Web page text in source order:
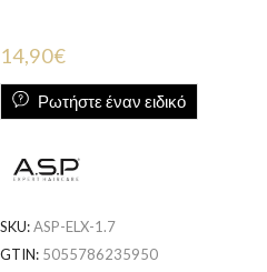
14,90€
Ρωτήστε έναν ειδικό
SKU:ASP-ELX-1.7
GTIN: 5055786235950